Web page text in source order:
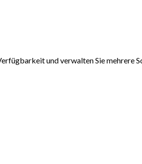
und verwalten Sie mehrere